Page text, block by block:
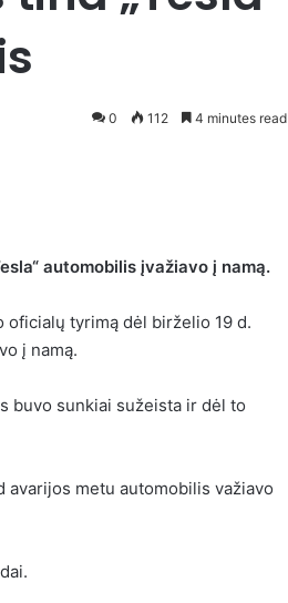
0 112 4 minutes read
automobilis įvažiavo į namą.
oficialų tyrimą dėl birželio 19 d.
į namą.
buvo sunkiai sužeista ir dėl to
avarijos metu automobilis važiavo